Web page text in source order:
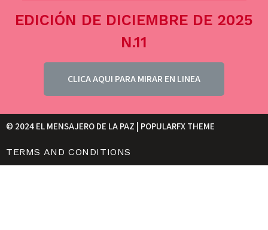
EDICIÓN DE DICIEMBRE DE 2025
N.11
CLICA AQUI PARA MIRAR EN LINEA
© 2024 EL MENSAJERO DE LA PAZ | POPULARFX THEME
TERMS AND CONDITIONS